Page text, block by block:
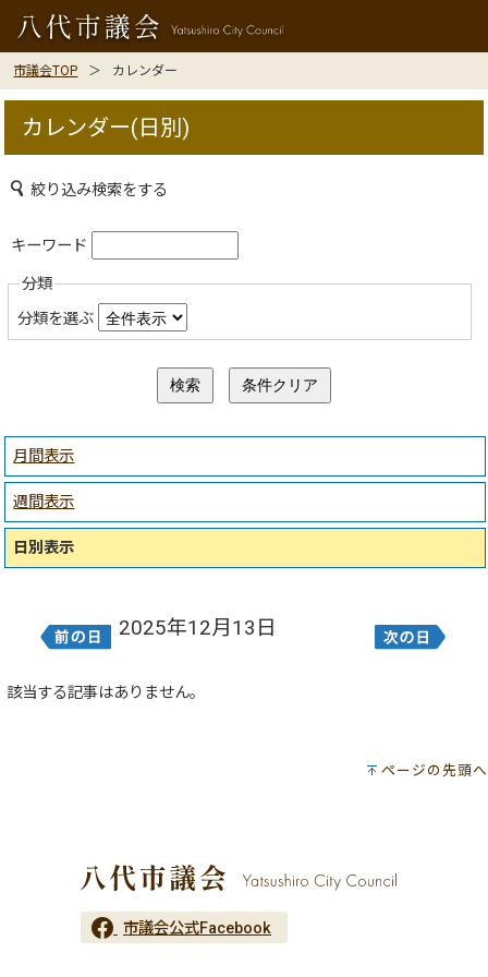
市議会TOP カレンダー
カレンダー(日別)
絞り込み検索をする
キーワード
分類
分類を選ぶ
月間表示
週間表示
日別表示
2025年12月13日
該当する記事はありません。
ページの先頭へ
市議会公式Facebook